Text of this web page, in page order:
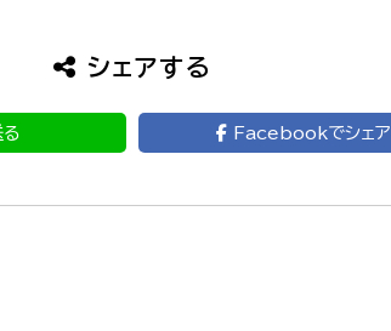
シェアする
る Facebookでシェア